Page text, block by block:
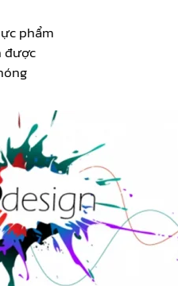
phẩm
được